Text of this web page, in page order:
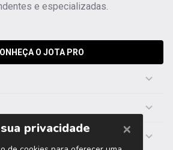
e especializadas.
O JOTA PRO